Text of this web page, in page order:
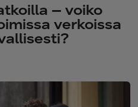
– voiko
verkoissa